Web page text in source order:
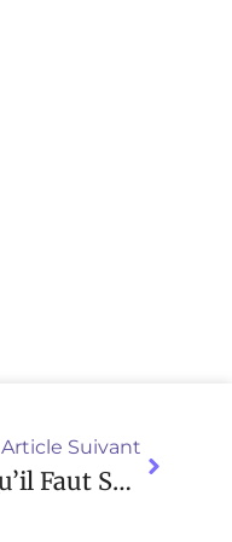
Article Suivant
Passerelle Taxi Parisien En E-Learning : Tout Ce Qu’il Faut Savoir